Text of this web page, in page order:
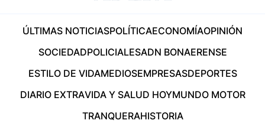
ÚLTIMAS NOTICIASPOLÍTICAECONOMÍAOPINIÓN
SOCIEDADPOLICIALESADN BONAERENSE
ESTILO DE VIDAMEDIOSEMPRESASDEPORTES
DIARIO EXTRAVIDA Y SALUD HOYMUNDO MOTOR
TRANQUERAHISTORIA